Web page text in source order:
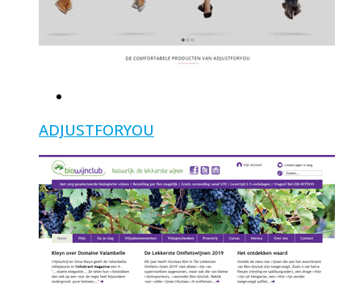
ADJUSTFORYOU